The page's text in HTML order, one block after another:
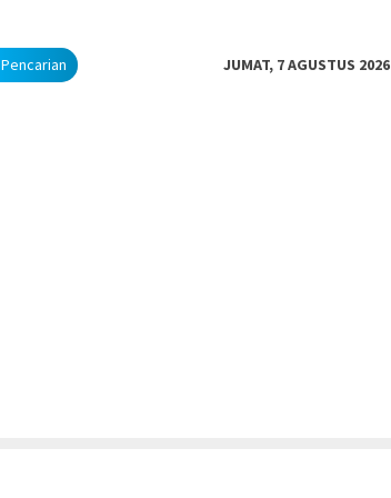
Pencarian JUMAT, 7 AGUSTUS 2026